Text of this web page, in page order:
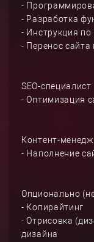
-
- Разработка
- Инструкция
- Перенос сайта
SEO-специалист
- Оптимизация
Контент-
- Наполнение
Опционально
- Копирайтинг
- Отрисовка
дизайна